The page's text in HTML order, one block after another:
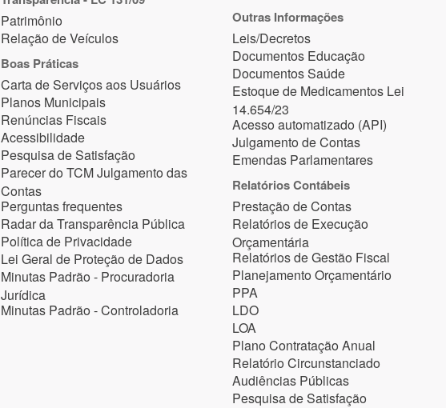
Patrimônio
Relação de Veículos
Boas Práticas
Carta de Serviços aos Usuários
Planos Municipais
Renúncias Fiscais
Acessibilidade
Pesquisa de Satisfação
Parecer do TCM Julgamento das
Contas
Perguntas frequentes
Radar da Transparência Pública
Política de Privacidade
Lei Geral de Proteção de Dados
Minutas Padrão - Procuradoria
Jurídica
Minutas Padrão - Controladoria
Outras Informações
Leis/Decretos
Documentos Educação
Documentos Saúde
Estoque de Medicamentos Lei
14.654/23
Acesso automatizado (API)
Julgamento de Contas
Emendas Parlamentares
Relatórios Contábeis
Prestação de Contas
Relatórios de Execução
Orçamentária
Relatórios de Gestão Fiscal
Planejamento Orçamentário
PPA
LDO
LOA
Plano Contratação Anual
Relatório Circunstanciado
Audiências Públicas
Pesquisa de Satisfação